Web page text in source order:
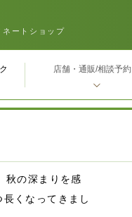
ネートショップ
秋の深まりを感
くなってきまし
店舗・通販/相談予約